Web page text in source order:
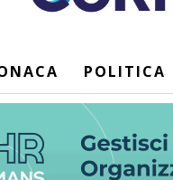
POLITICA